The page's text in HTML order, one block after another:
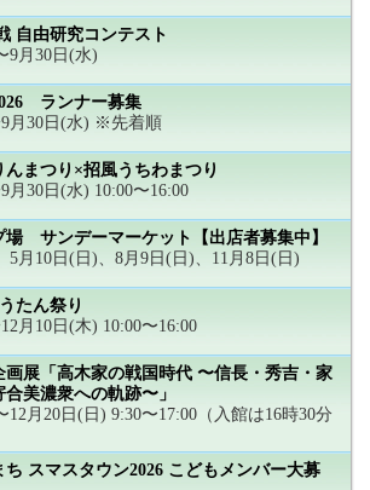
自由研究コンテスト
9月30日(水)
ランナー募集
9月30日(水) ※先着順
まつり×招風うちわまつり
月30日(水) 10:00〜16:00
場 サンデーマーケット【出店者募集中】
5月10日(日)、8月9日(日)、11月8日(日)
たん祭り
月10日(木) 10:00〜16:00
展「高木家の戦国時代 〜信長・秀吉・家
美濃衆への軌跡〜」
12月20日(日) 9:30〜17:00（入館は16時30分
スマスタウン2026 こどもメンバー大募